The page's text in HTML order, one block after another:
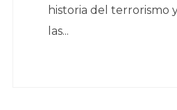
historia del terrorismo
las...